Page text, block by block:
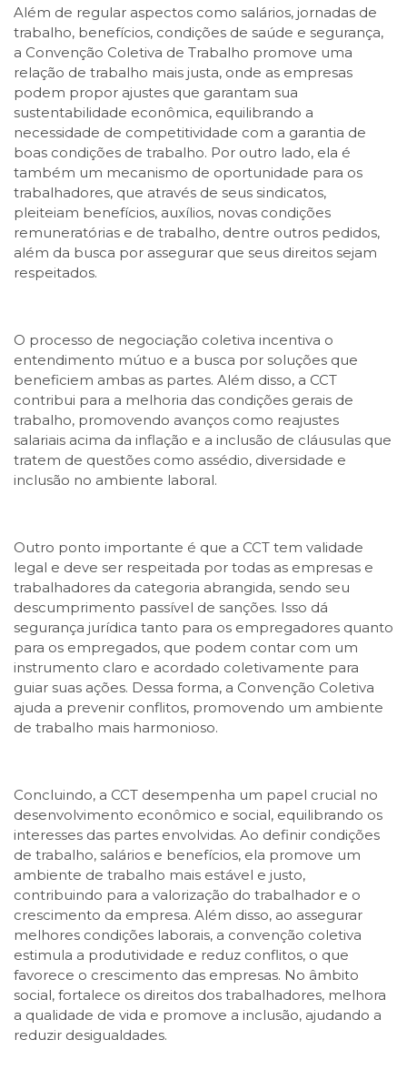
Além de regular aspectos como salários, jornadas de
trabalho, benefícios, condições de saúde e segurança,
a Convenção Coletiva de Trabalho promove uma
relação de trabalho mais justa, onde as empresas
podem propor ajustes que garantam sua
sustentabilidade econômica, equilibrando a
necessidade de competitividade com a garantia de
boas condições de trabalho. Por outro lado, ela é
também um mecanismo de oportunidade para os
trabalhadores, que através de seus sindicatos,
pleiteiam benefícios, auxílios, novas condições
remuneratórias e de trabalho, dentre outros pedidos,
além da busca por assegurar que seus direitos sejam
respeitados.
O processo de negociação coletiva incentiva o
entendimento mútuo e a busca por soluções que
beneficiem ambas as partes. Além disso, a CCT
contribui para a melhoria das condições gerais de
trabalho, promovendo avanços como reajustes
salariais acima da inflação e a inclusão de cláusulas que
tratem de questões como assédio, diversidade e
inclusão no ambiente laboral.
Outro ponto importante é que a CCT tem validade
legal e deve ser respeitada por todas as empresas e
trabalhadores da categoria abrangida, sendo seu
descumprimento passível de sanções. Isso dá
segurança jurídica tanto para os empregadores quanto
para os empregados, que podem contar com um
instrumento claro e acordado coletivamente para
guiar suas ações. Dessa forma, a Convenção Coletiva
ajuda a prevenir conflitos, promovendo um ambiente
de trabalho mais harmonioso.
Concluindo, a CCT desempenha um papel crucial no
desenvolvimento econômico e social, equilibrando os
interesses das partes envolvidas. Ao definir condições
de trabalho, salários e benefícios, ela promove um
ambiente de trabalho mais estável e justo,
contribuindo para a valorização do trabalhador e o
crescimento da empresa. Além disso, ao assegurar
melhores condições laborais, a convenção coletiva
estimula a produtividade e reduz conflitos, o que
favorece o crescimento das empresas. No âmbito
social, fortalece os direitos dos trabalhadores, melhora
a qualidade de vida e promove a inclusão, ajudando a
reduzir desigualdades.